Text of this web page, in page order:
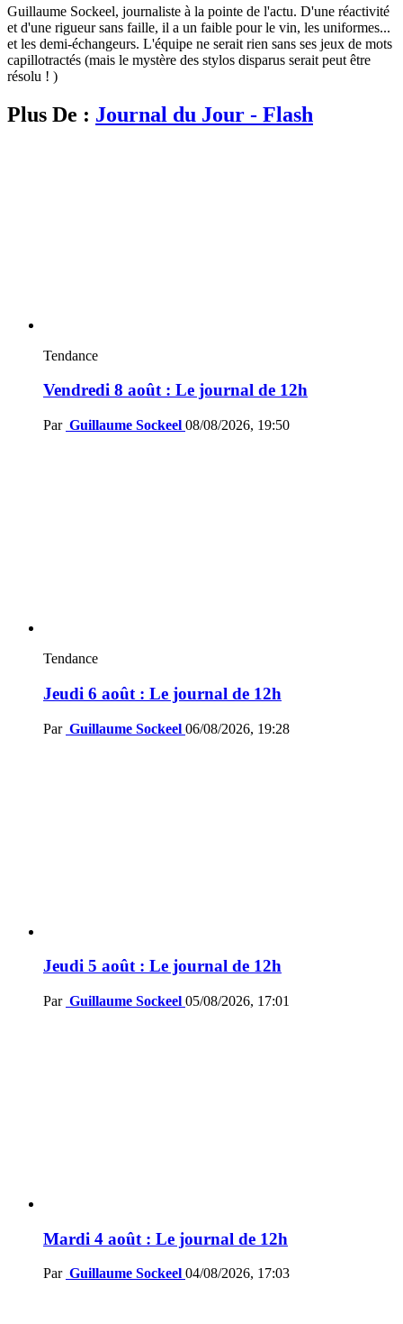
Guillaume Sockeel, journaliste à la pointe de l'actu. D'une réactivité
et d'une rigueur sans faille, il a un faible pour le vin, les uniformes...
et les demi-échangeurs. L'équipe ne serait rien sans ses jeux de mots
capillotractés (mais le mystère des stylos disparus serait peut être
résolu ! )
Plus De : Journal du Jour - Flash
Tendance
Vendredi 8 août : Le journal de 12h
Par Guillaume Sockeel 08/08/2026, 19:50
Tendance
Jeudi 6 août : Le journal de 12h
Par Guillaume Sockeel 06/08/2026, 19:28
Jeudi 5 août : Le journal de 12h
Par Guillaume Sockeel 05/08/2026, 17:01
Mardi 4 août : Le journal de 12h
Par Guillaume Sockeel 04/08/2026, 17:03